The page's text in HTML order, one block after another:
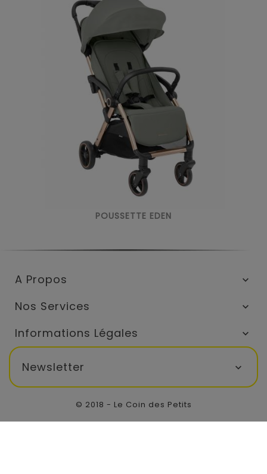
POUSSETTE EDEN
A Propos 
Nos Services 
Informations Légales 
Newsletter 
© 2018 - Le Coin des Petits